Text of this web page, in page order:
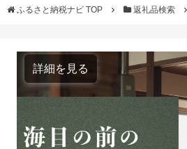
ふるさと納税ナビ TOP 返礼品検索
詳細を見る